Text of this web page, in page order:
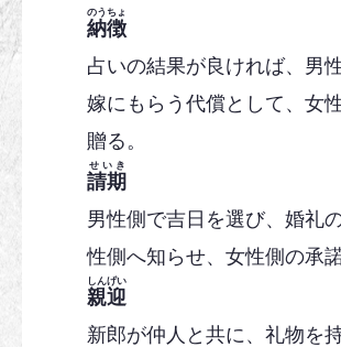
納徴
のうちょ
占いの結果が良ければ、男
嫁にもらう代償として、女
贈る。
請期
せいき
男性側で吉日を選び、婚礼
性側へ知らせ、女性側の承
親迎
しんげい
新郎が仲人と共に、礼物を